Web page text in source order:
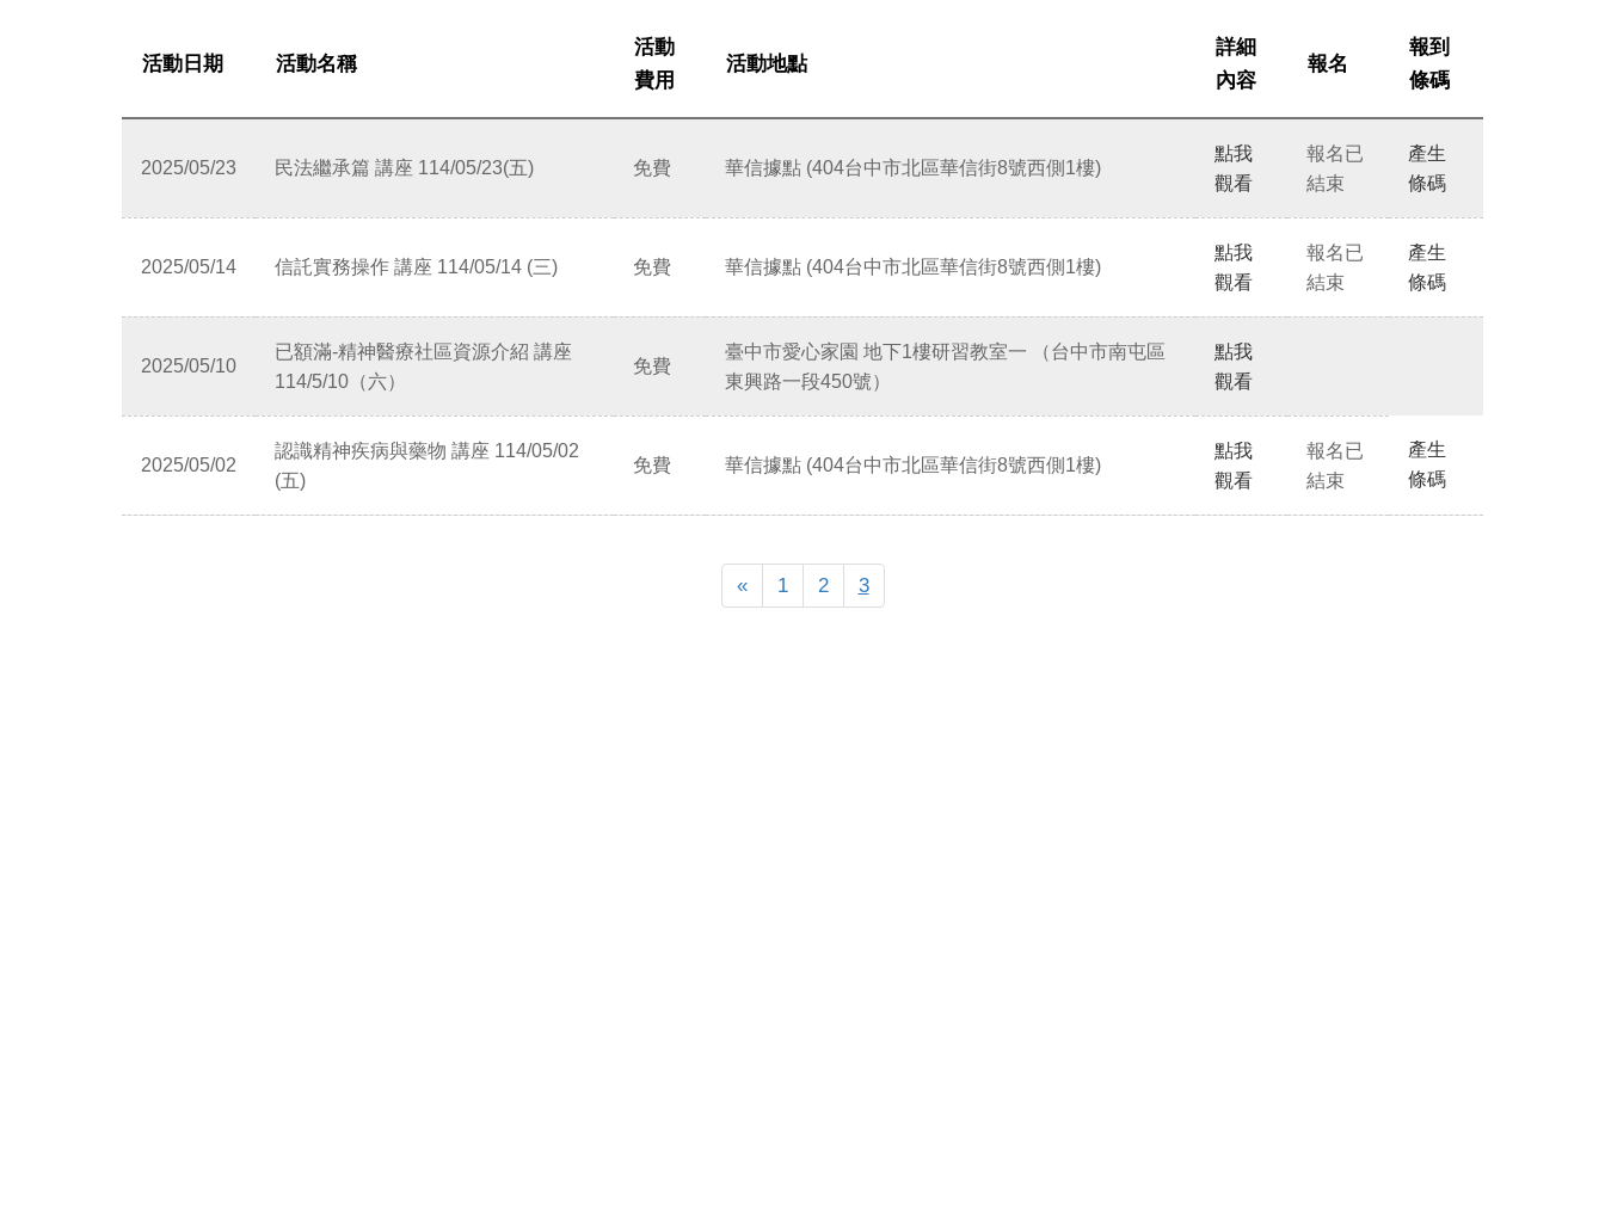
活動日期 活動名稱
活動
費用
活動地點
詳細
內容
報名
報到
條碼
2025/05/23 民法繼承篇 講座 114/05/23(五) 免費 華信據點 (404台中市北區華信街8號西側1樓)
點我
觀看
報名已
結束
產生
條碼
2025/05/14 信託實務操作 講座 114/05/14 (三) 免費 華信據點 (404台中市北區華信街8號西側1樓)
點我
觀看
報名已
結束
產生
條碼
2025/05/10
已額滿-精神醫療社區資源介紹 講座
114/5/10（六）
免費
臺中市愛心家園 地下1樓研習教室一 （台中市南屯區
東興路一段450號）
點我
觀看
2025/05/02
認識精神疾病與藥物 講座 114/05/02
(五)
免費 華信據點 (404台中市北區華信街8號西側1樓)
點我
觀看
報名已
結束
產生
條碼
«Previous
1 2 3